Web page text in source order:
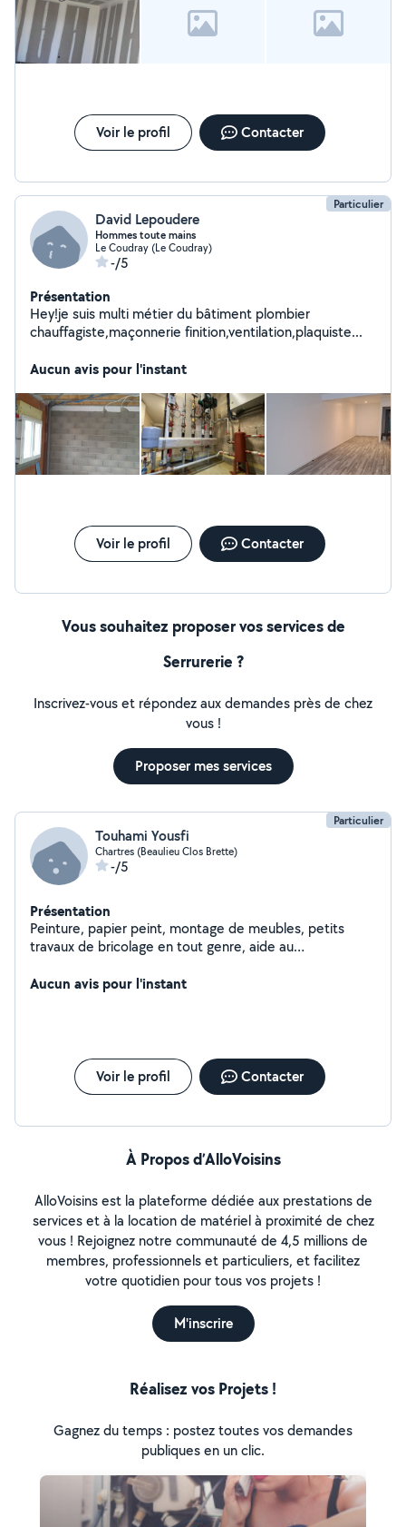
Voir le profil Contacter
Particulier
David Lepoudere
Hommes toute mains
Le Coudray (Le Coudray)
-/5
Présentation
Hey!je suis multi métier du bâtiment plombier
chauffagiste,maçonnerie finition,ventilation,plaquiste...
Aucun avis pour l'instant
Voir le profil Contacter
Vous souhaitez proposer vos services de
Serrurerie ?
Inscrivez-vous et répondez aux demandes près de chez
vous !
Proposer mes services
Particulier
Touhami Yousfi
Chartres (Beaulieu Clos Brette)
-/5
Présentation
Peinture, papier peint, montage de meubles, petits
travaux de bricolage en tout genre, aide au
Aucun avis pour l'instant
Voir le profil Contacter
À Propos d’AlloVoisins
AlloVoisins est la plateforme dédiée aux prestations de
services et à la location de matériel à proximité de chez
vous ! Rejoignez notre communauté de 4,5 millions de
membres, professionnels et particuliers, et facilitez
votre quotidien pour tous vos projets !
M'inscrire
Réalisez vos Projets !
Gagnez du temps : postez toutes vos demandes
publiques en un clic.